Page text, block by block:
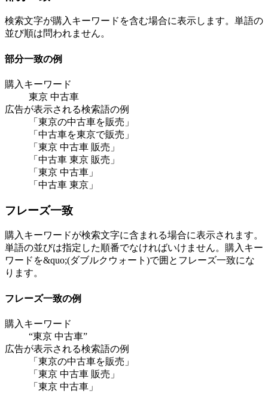
検索文字が購入キーワードを含む場合に表示します。単語の
並び順は問われません。
部分一致の例
購入キーワード
東京 中古車
広告が表示される検索語の例
「東京の中古車を販売」
「中古車を東京で販売」
「東京 中古車 販売」
「中古車 東京 販売」
「東京 中古車」
「中古車 東京」
フレーズ一致
購入キーワードが検索文字に含まれる場合に表示されます。
単語の並びは指定した順番でなければいけません。購入キー
ワードを&quo;(ダブルクウォート)で囲とフレーズ一致にな
ります。
フレーズ一致の例
購入キーワード
“東京 中古車”
広告が表示される検索語の例
「東京の中古車を販売」
「東京 中古車 販売」
「東京 中古車」